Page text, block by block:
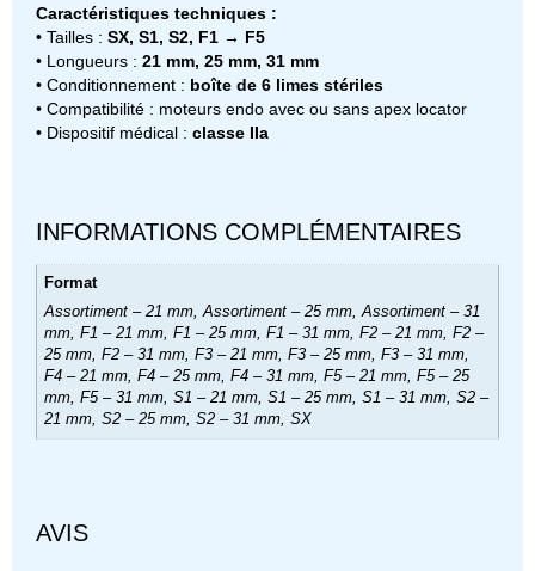
Caractéristiques techniques :
• Tailles : SX, S1, S2, F1 → F5
• Longueurs : 21 mm, 25 mm, 31 mm
• Conditionnement : boîte de 6 limes stériles
• Compatibilité : moteurs endo avec ou sans apex locator
• Dispositif médical : classe IIa
INFORMATIONS COMPLÉMENTAIRES
Format
Assortiment – 21 mm, Assortiment – 25 mm, Assortiment – 31
mm, F1 – 21 mm, F1 – 25 mm, F1 – 31 mm, F2 – 21 mm, F2 –
25 mm, F2 – 31 mm, F3 – 21 mm, F3 – 25 mm, F3 – 31 mm,
F4 – 21 mm, F4 – 25 mm, F4 – 31 mm, F5 – 21 mm, F5 – 25
mm, F5 – 31 mm, S1 – 21 mm, S1 – 25 mm, S1 – 31 mm, S2 –
21 mm, S2 – 25 mm, S2 – 31 mm, SX
AVIS